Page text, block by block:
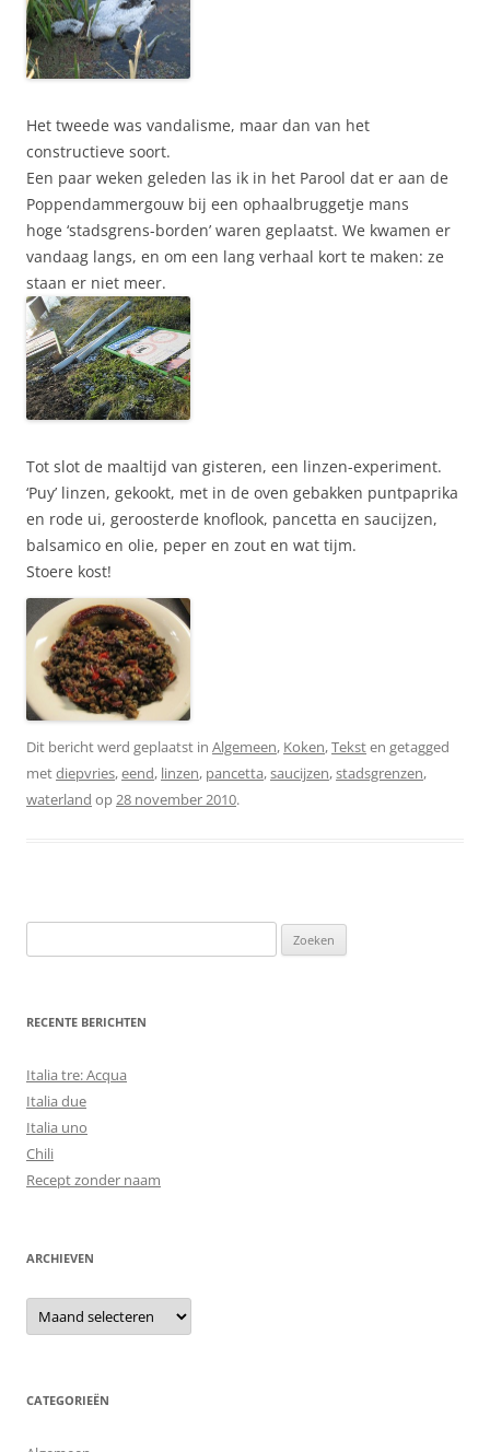
Het tweede was vandalisme, maar dan van het
constructieve soort.
Een paar weken geleden las ik in het Parool dat er aan de
Poppendammergouw bij een ophaalbruggetje mans
hoge ‘stadsgrens-borden’ waren geplaatst. We kwamen er
vandaag langs, en om een lang verhaal kort te maken: ze
staan er niet meer.
Tot slot de maaltijd van gisteren, een linzen-experiment.
‘Puy’ linzen, gekookt, met in de oven gebakken puntpaprika
en rode ui, geroosterde knoflook, pancetta en saucijzen,
balsamico en olie, peper en zout en wat tijm.
Stoere kost!
Dit bericht werd geplaatst in Algemeen, Koken,Teksten getagged
metdiepvries,eend, linzen, pancetta,saucijzen,stadsgrenzen,
waterland op28 november 2010.
naar:
RECENTE BERICHTEN
Italia tre: Acqua
Italia due
Italia uno
Chili
Recept zonder naam
ARCHIEVEN
Archieven
CATEGORIEËN